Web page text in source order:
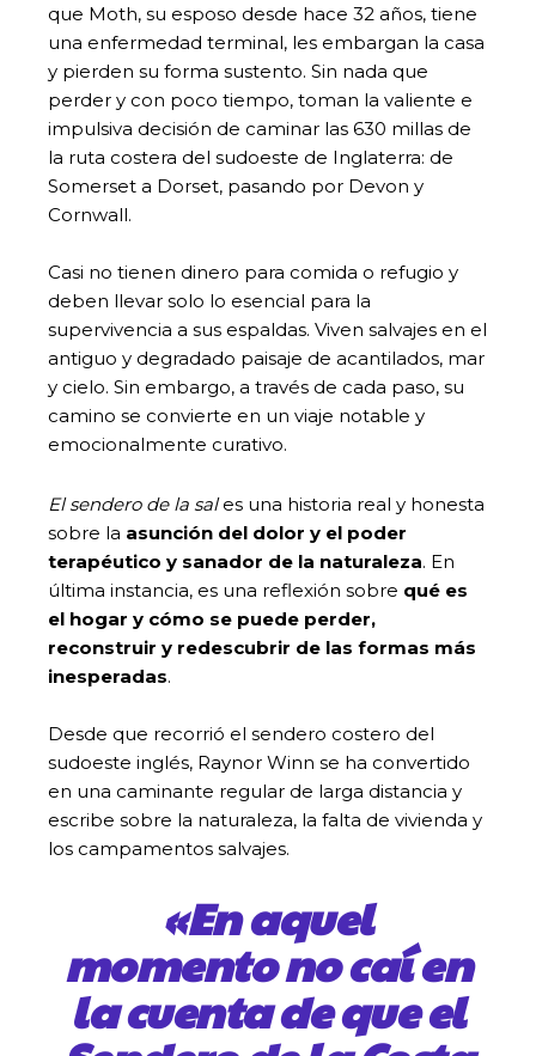
que Moth, su esposo desde hace 32 años, tiene
una enfermedad terminal, les embargan la casa
y pierden su forma sustento. Sin nada que
perder y con poco tiempo, toman la valiente e
impulsiva decisión de caminar las 630 millas de
la ruta costera del sudoeste de Inglaterra: de
Somerset a Dorset, pasando por Devon y
Cornwall.
Casi no tienen dinero para comida o refugio y
deben llevar solo lo esencial para la
supervivencia a sus espaldas. Viven salvajes en el
antiguo y degradado paisaje de acantilados, mar
y cielo. Sin embargo, a través de cada paso, su
camino se convierte en un viaje notable y
emocionalmente curativo.
El sendero de la sales una historia real y honesta
sobre la asunción del dolor y el poder
terapéutico y sanador de la naturaleza. En
última instancia, es una reflexión sobre qué es
el hogar y cómo se puede perder,
reconstruir y redescubrir de las formas más
inesperadas.
Desde que recorrió el sendero costero del
sudoeste inglés, Raynor Winn se ha convertido
en una caminante regular de larga distancia y
escribe sobre la naturaleza, la falta de vivienda y
los campamentos salvajes.
«En aquel
momento no caí en
la cuenta de que el